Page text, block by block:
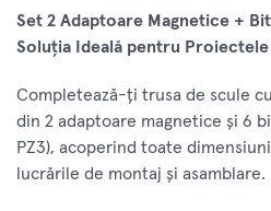
Set 2 Adaptoare Magnetice +
Soluția Ideală pentru
Completează-ți trusa de scule
din 2 adaptoare magnetice și 6
PZ3), acoperind toate
lucrările de montaj și asamblare.